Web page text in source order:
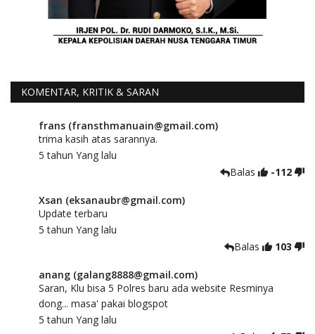
KOMENTAR, KRITIK & SARAN
frans (fransthmanuain@gmail.com)
trima kasih atas sarannya.
5 tahun Yang lalu
Balas
-112
Xsan (eksanaubr@gmail.com)
Update terbaru
5 tahun Yang lalu
Balas
103
anang (galang8888@gmail.com)
Saran, Klu bisa 5 Polres baru ada website Resminya
dong... masa' pakai blogspot
5 tahun Yang lalu